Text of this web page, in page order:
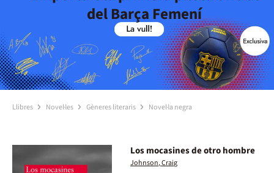
del Barça Femení
Llibres Novel·les Gèneres literaris Novel·la negra
Los mocasines de otro hombre
Johnson, Craig